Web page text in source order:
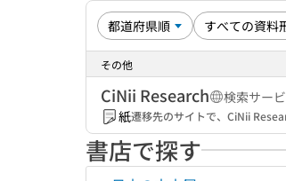
その他
CiNii Research
検索サー
紙遷移先のサイトで、CiNii
書店で探す